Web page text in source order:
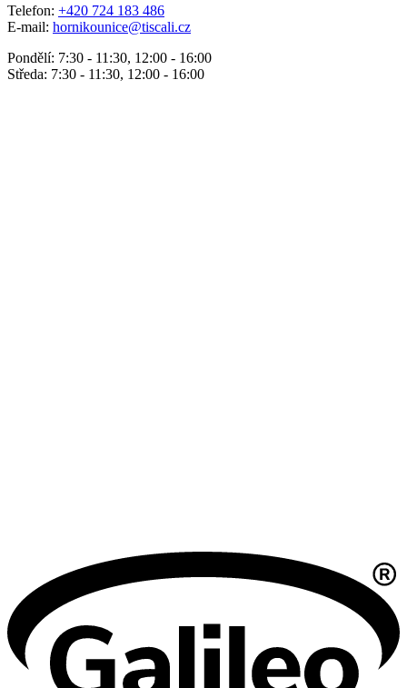
Telefon: +420 724 183 486
E-mail: hornikounice@tiscali.cz
Pondělí: 7:30 - 11:30, 12:00 - 16:00
Středa: 7:30 - 11:30, 12:00 - 16:00